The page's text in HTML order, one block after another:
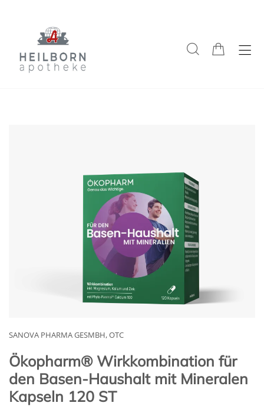
SANOVA PHARMA GESMBH, OTC
Ökopharm® Wirkkombination für
den Basen-Haushalt mit Mineralen
Kapseln 120 ST